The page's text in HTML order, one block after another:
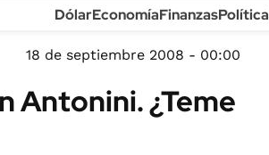
TECNOLOGÍA
MÉXICO
MUNDO
DólarEconomíaFinanzasPolítica
18 de septiembre 2008 - 00:00
Antonini. ¿Teme